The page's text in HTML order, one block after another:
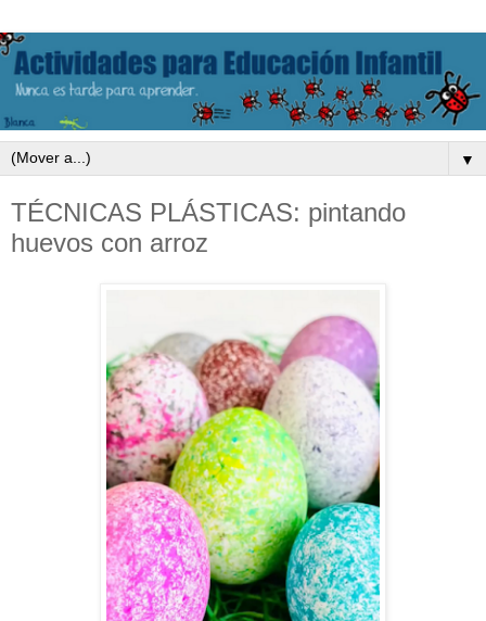
▼
TÉCNICAS PLÁSTICAS: pintando
huevos con arroz